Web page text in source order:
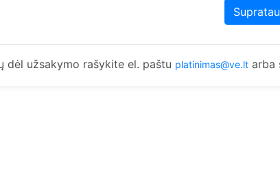
Supratau
dėl užsakymo rašykite el. paštu platinimas@ve.lt arba